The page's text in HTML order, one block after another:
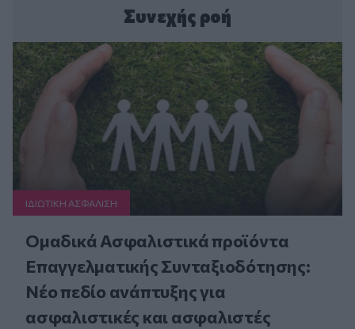
Συνεχής ροή
ΙΔΙΩΤΙΚΗ ΑΣΦAΛΙΣΗ
Ομαδικά Ασφαλιστικά προϊόντα
Επαγγελματικής Συνταξιοδότησης:
Νέο πεδίο ανάπτυξης για
ασφαλιστικές και ασφαλιστές